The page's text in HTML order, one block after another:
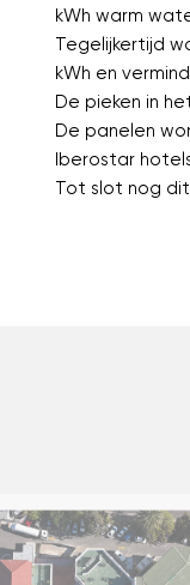
kWh warm
Tegelijkertijd
kWh en
De pieken in
De panelen
Iberostar
Tot slot nog